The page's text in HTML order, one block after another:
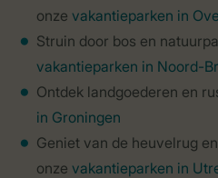
onze vakantieparken in
Struin door bos en
vakantieparken in Noord-
Ontdek landgoederen en
in Groningen
Geniet van de heuvelrug
onze vakantieparken in